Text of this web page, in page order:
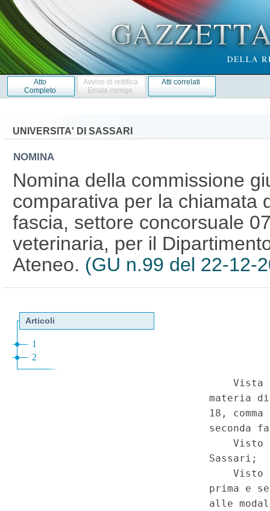
Atto
Completo
Avviso di rettifica
Errata corrige
Atti correlati
UNIVERSITA' DI SASSARI
NOMINA
Nomina della commissione
comparativa per la chiamata
fascia, settore concorsuale
veterinaria, per il
Ateneo. (GU n.99 del 22-12-